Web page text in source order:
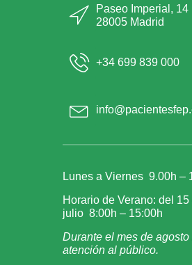
Paseo Imperial, 14
28005 Madrid
+34 699 839 000
Lunes a Viernes 9.00h –
Horario de Verano: del
julio 8:00h – 15:00h
Durante el mes de agosto
atención al público.